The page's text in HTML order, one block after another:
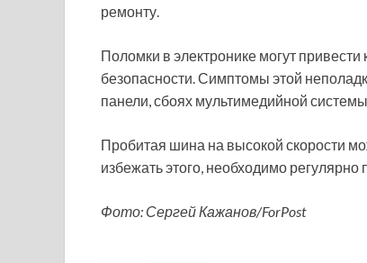
ремонту.
Поломки в электронике могут
безопасности. Симптомы этой
панели, сбоях мультимедийной
Пробитая шина на высокой скорости
избежать этого, необходимо
Фото: Сергей Кажанов/ForPost